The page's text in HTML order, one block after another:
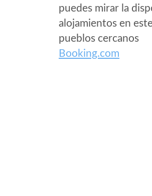
puedes mirar la
alojamientos en
pueblos cercanos
Booking.com